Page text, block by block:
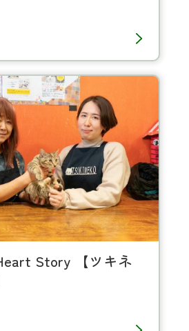
Story 【ツキネ